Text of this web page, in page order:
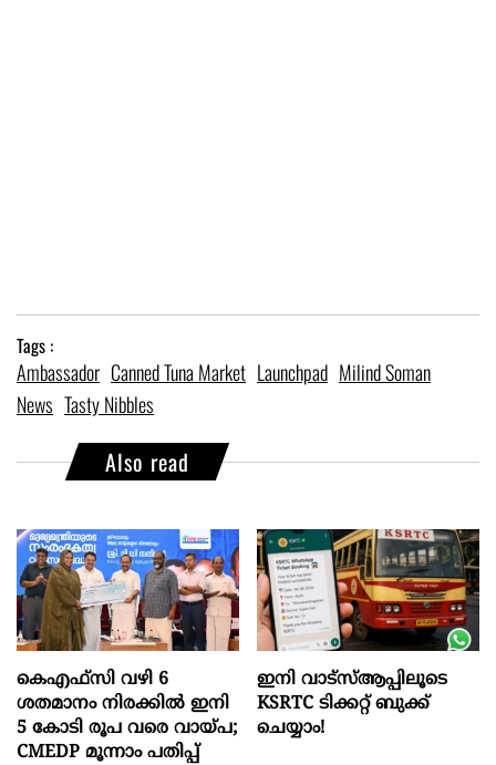
Tags :
Ambassador Canned Tuna Market Launchpad Milind Soman
News Tasty Nibbles
Also read
കെഎഫ്സി വഴി 6
ശതമാനം നിരക്കിൽ ഇനി
5 കോടി രൂപ വരെ വായ്പ;
CMEDP മൂന്നാം പതിപ്പ്
ഇനി വാട്‌സ്ആപ്പിലൂടെ
KSRTC ടിക്കറ്റ് ബുക്ക്
ചെയ്യാം!